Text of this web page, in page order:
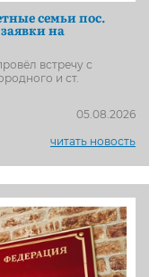
семьи пос.
на
встречу с
и ст.
05.08.2026
читать новость